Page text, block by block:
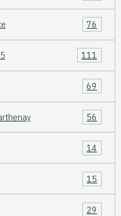
76
111
69
56
14
15
29